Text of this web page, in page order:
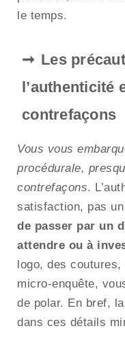
le temps.
Les
l’authenticité
contrefaçons
Vous vous
procédurale,
contrefaçons.
satisfaction, pas
de passer par un
attendre ou à
logo, des
micro-enquête,
de polar. En bref,
dans ces détails